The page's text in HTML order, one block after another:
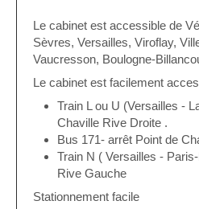
Le cabinet est accessible de
Sèvres, Versailles, Viroflay,
Vaucresson, Boulogne-
Le cabinet est facilement
Train L ou U (Versailles -
Chaville Rive Droite .
Bus 171- arrêt Point de
Train N ( Versailles -
Rive Gauche
Stationnement facile